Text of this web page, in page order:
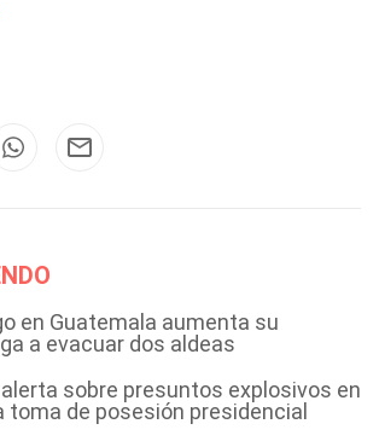
en Guatemala aumenta su
a evacuar dos aldeas
sobre presuntos explosivos en
toma de posesión presidencial